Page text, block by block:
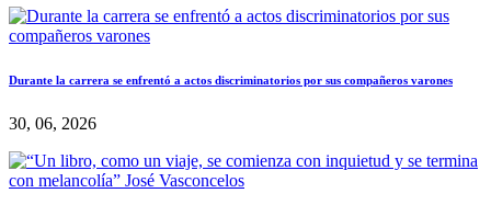
Durante la carrera se enfrentó a actos discriminatorios por sus compañeros varones
30, 06, 2026